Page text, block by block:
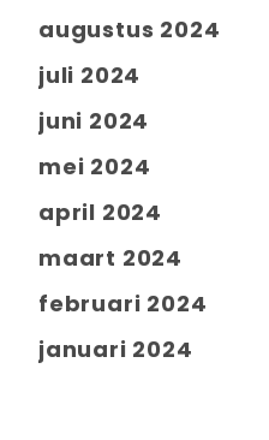
augustus 2024
juli 2024
juni 2024
mei 2024
april 2024
maart 2024
februari 2024
januari 2024